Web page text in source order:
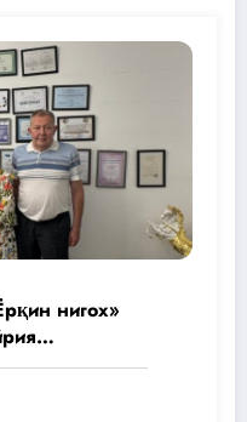
нигох»